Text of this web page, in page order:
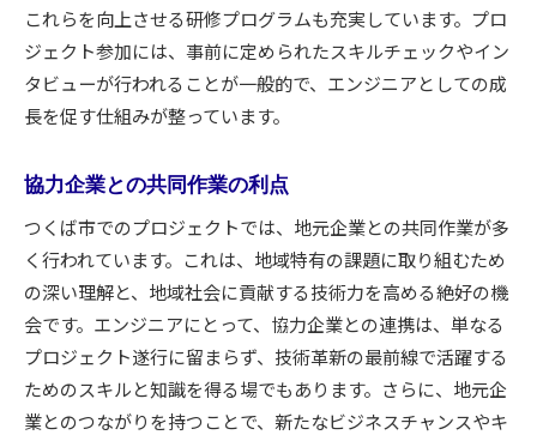
これらを向上させる研修プログラムも充実しています。プロ
ジェクト参加には、事前に定められたスキルチェックやイン
タビューが行われることが一般的で、エンジニアとしての成
長を促す仕組みが整っています。
協力企業との共同作業の利点
つくば市でのプロジェクトでは、地元企業との共同作業が多
く行われています。これは、地域特有の課題に取り組むため
の深い理解と、地域社会に貢献する技術力を高める絶好の機
会です。エンジニアにとって、協力企業との連携は、単なる
プロジェクト遂行に留まらず、技術革新の最前線で活躍する
ためのスキルと知識を得る場でもあります。さらに、地元企
業とのつながりを持つことで、新たなビジネスチャンスやキ